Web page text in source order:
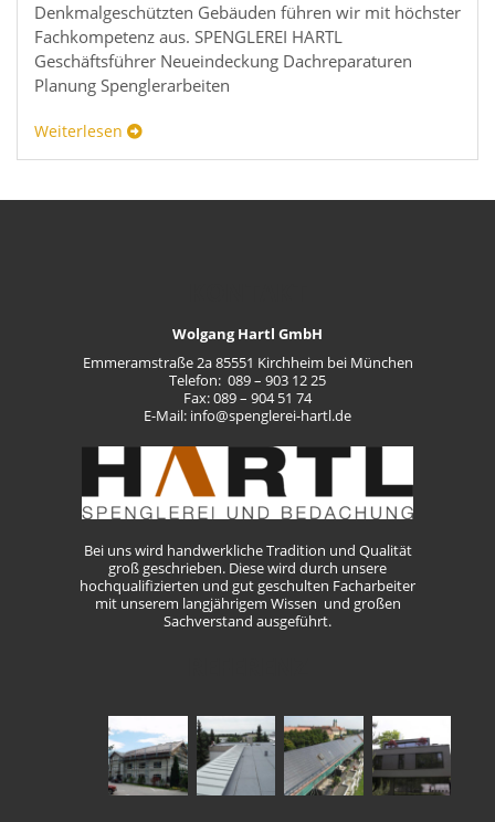
Denkmalgeschützten Gebäuden führen wir mit höchster
Fachkompetenz aus. SPENGLEREI HARTL
Geschäftsführer Neueindeckung Dachreparaturen
Planung Spenglerarbeiten
Weiterlesen
Wolgang Hartl GmbH
Emmeramstraße 2a 85551 Kirchheim bei München
Telefon: 089 – 903 12 25
Fax: 089 – 904 51 74
E-Mail: info@spenglerei-hartl.de
Bei uns wird handwerkliche Tradition und Qualität
groß geschrieben. Diese wird durch unsere
hochqualifizierten und gut geschulten Facharbeiter
mit unserem langjährigem Wissen und großen
Sachverstand ausgeführt.